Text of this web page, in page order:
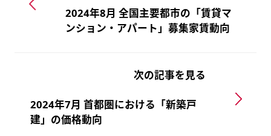
2024年8月 全国主要都市の「賃貸マ
ンション・アパート」募集家賃動向
次の記事を見る
2024年7月 首都圏における「新築戸
建」の価格動向